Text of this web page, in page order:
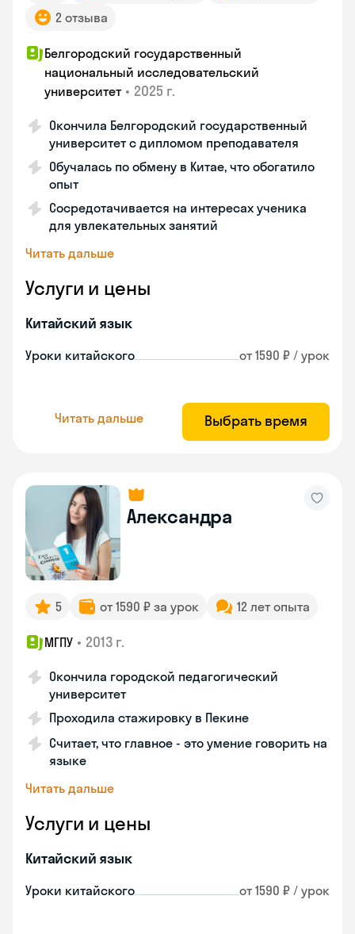
2 отзыва
Белгородский государственный
национальный исследовательский
университет • 2025 г.
Окончила Белгородский государственный
университет с дипломом преподавателя
Обучалась по обмену в Китае, что обогатило
опыт
Сосредотачивается на интересах ученика
для увлекательных занятий
Читать дальше
Услуги и цены
Китайский язык
Уроки китайского от 1590 ₽ / урок
Читать дальше Выбрать время
Александра
5 от 1590 ₽ за урок 12 лет опыта
МГПУ • 2013 г.
Окончила городской педагогический
университет
Проходила стажировку в Пекине
Считает, что главное - это умение говорить на
языке
Читать дальше
Услуги и цены
Китайский язык
Уроки китайского от 1590 ₽ / урок